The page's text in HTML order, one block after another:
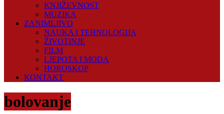
KNJIŽEVNOST
MUZIKA
ZANIMLJIVO
NAUKA I TEHNOLOGIJA
ŽIVOTINJE
FILM
LJEPOTA I MODA
HOROSKOP
KONTAKT
bolovanje